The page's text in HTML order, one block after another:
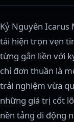
Kỷ Nguyên Icarus
tái hiện trọn vẹn
từng gắn liền với
chỉ đơn thuần là
trải nghiệm vừa
những giá trị cốt
nền tảng di động